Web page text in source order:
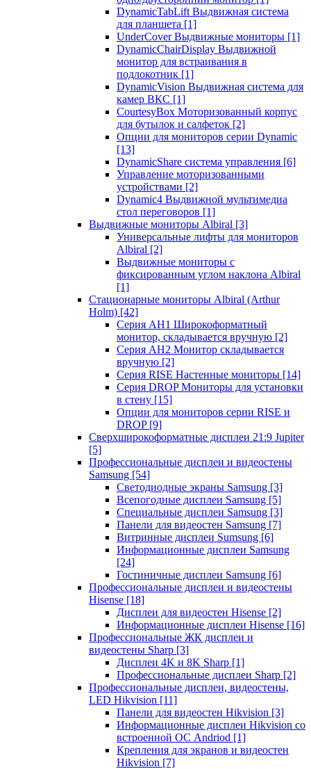
DynamicTabLift Выдвижная система
для планшета [1]
UnderCover Выдвижные мониторы [1]
DynamicChairDisplay Выдвижной
монитор для встраивания в
подлокотник [1]
DynamicVision Выдвижная система для
камер ВКС [1]
CourtesyBox Моторизованный корпус
для бутылок и салфеток [2]
Опции для мониторов серии Dynamic
[13]
DynamicShare система управления [6]
Управление моторизованными
устройствами [2]
Dynamic4 Выдвижной мультимедиа
стол переговоров [1]
Выдвижные мониторы Albiral [3]
Универсальные лифты для мониторов
Albiral [2]
Выдвижные мониторы с
фиксированным углом наклона Albiral
[1]
Стационарные мониторы Albiral (Arthur
Holm) [42]
Серия AH1 Широкоформатный
монитор, складывается вручную [2]
Серия AH2 Монитор складывается
вручную [2]
Серия RISE Настенные мониторы [14]
Серия DROP Мониторы для установки
в стену [15]
Опции для мониторов серии RISE и
DROP [9]
Сверхширокоформатные дисплеи 21:9 Jupiter
[5]
Профессиональные дисплеи и видеостены
Samsung [54]
Светодиодные экраны Samsung [3]
Всепогодные дисплеи Samsung [5]
Специальные дисплеи Samsung [3]
Панели для видеостен Samsung [7]
Витринные дисплеи Sumsung [6]
Информационные дисплеи Samsung
[24]
Гостиничные дисплеи Samsung [6]
Профессиональные дисплеи и видеостены
Hisense [18]
Дисплеи для видеостен Hisense [2]
Информационные дисплеи Hisense [16]
Профессиональные ЖК дисплеи и
видеостены Sharp [3]
Дисплеи 4K и 8K Sharp [1]
Профессиональные дисплеи Sharp [2]
Профессиональные дисплеи, видеостены,
LED Hikvision [11]
Панели для видеостен Hikvision [3]
Информационные дисплеи Hikvision со
встроенной ОС Andriod [1]
Крепления для экранов и видеостен
Hikvision [7]